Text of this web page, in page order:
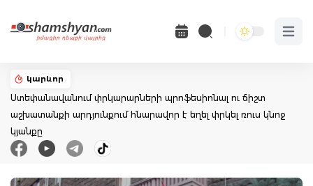
Open
կարևոր
Ստեփանավանում փրկարարների պրոֆեսիոնալ ու ճիշտ
աշխատանքի արդյունքում հնարավոր է եղել փրկել ռուս կնոջ
կյանքը